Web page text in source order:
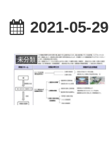
2021-05-29
未分類